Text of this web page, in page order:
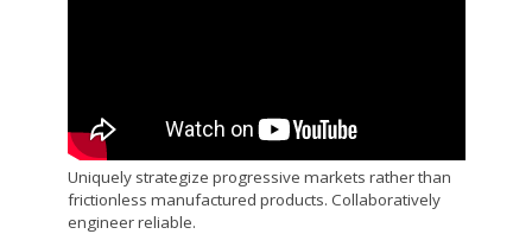
Uniquely strategize progressive markets rather than
frictionless manufactured products. Collaboratively
engineer reliable.